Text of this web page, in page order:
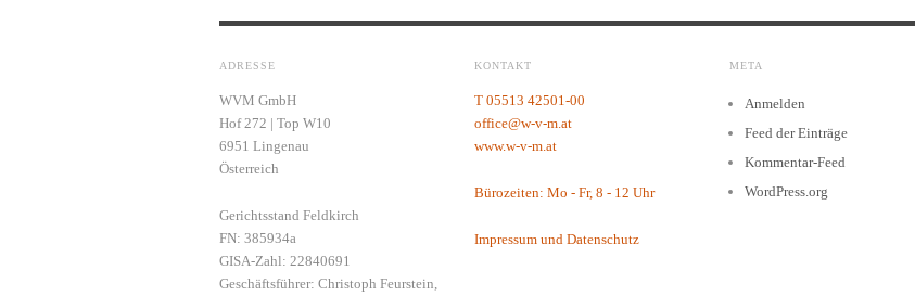
ADRESSE
WVM GmbH
Hof 272 | Top W10
6951 Lingenau
Österreich
Gerichtsstand Feldkirch
FN: 385934a
GISA-Zahl: 22840691
Geschäftsführer: Christoph Feurstein,
KONTAKT
T 05513 42501-00
office@w-v-m.at
www.w-v-m.at
Bürozeiten: Mo - Fr, 8 - 12 Uhr
Impressum und Datenschutz
META
Anmelden
Feed der Einträge
Kommentar-Feed
WordPress.org